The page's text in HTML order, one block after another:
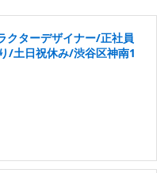
クターデザイナー/正社員
/土日祝休み/渋谷区神南1